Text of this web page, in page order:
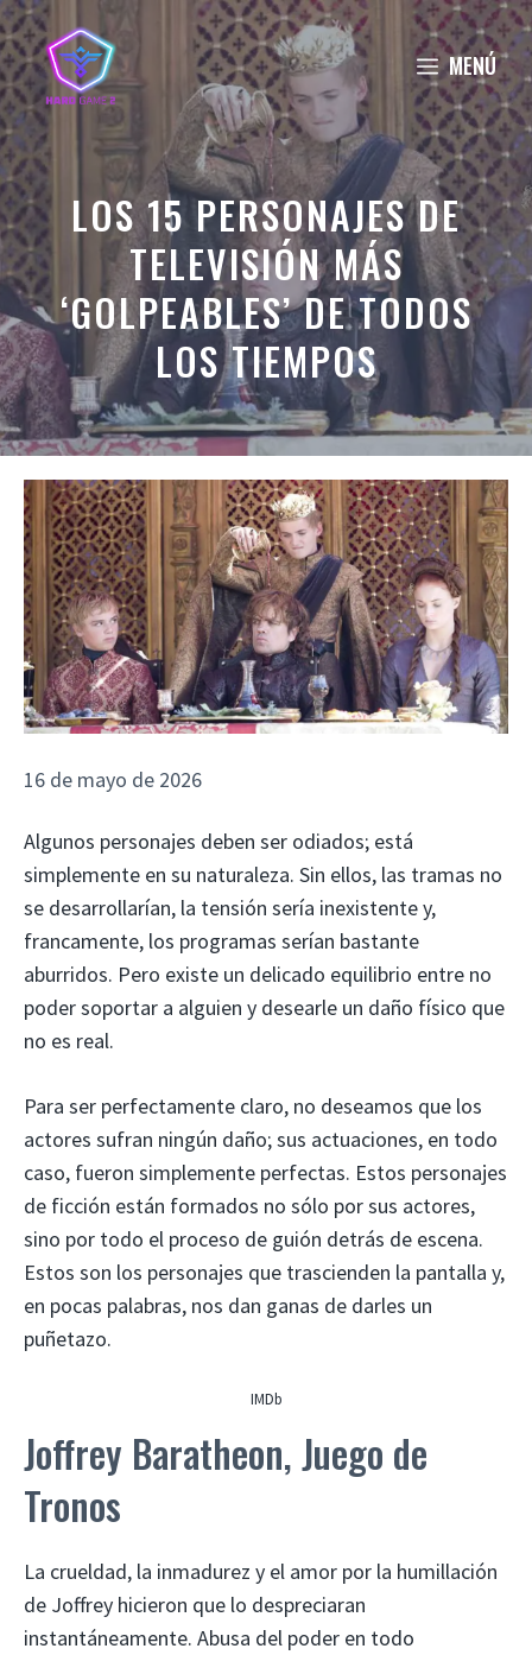
Saltar
al
contenido
MENÚ
LOS 15 PERSONAJES DE
TELEVISIÓN MÁS
‘GOLPEABLES’ DE TODOS
LOS TIEMPOS
16 de mayo de 2026
Algunos personajes deben ser odiados; está
simplemente en su naturaleza. Sin ellos, las tramas no
se desarrollarían, la tensión sería inexistente y,
francamente, los programas serían bastante
aburridos. Pero existe un delicado equilibrio entre no
poder soportar a alguien y desearle un daño físico que
no es real.
Para ser perfectamente claro, no deseamos que los
actores sufran ningún daño; sus actuaciones, en todo
caso, fueron simplemente perfectas. Estos personajes
de ficción están formados no sólo por sus actores,
sino por todo el proceso de guión detrás de escena.
Estos son los personajes que trascienden la pantalla y,
en pocas palabras, nos dan ganas de darles un
puñetazo.
IMDb
Joffrey Baratheon, Juego de
Tronos
La crueldad, la inmadurez y el amor por la humillación
de Joffrey hicieron que lo despreciaran
instantáneamente. Abusa del poder en todo